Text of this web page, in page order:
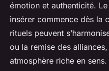
émotion et authenticité.
insérer commence dès la
rituels peuvent
ou la remise des
atmosphère riche en sens.